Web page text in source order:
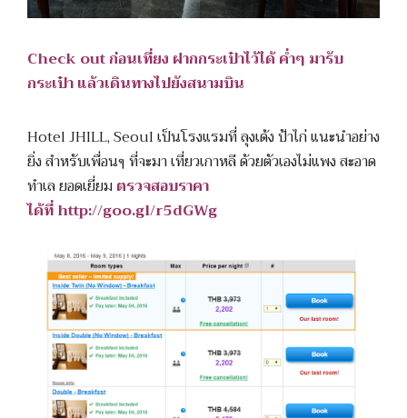
Check out ก่อนเที่ยง ฝากกระเป๋าไว้ได้ ค่ำๆ มารับ
กระเป๋า แล้วเดินทางไปยังสนามบิน
Hotel JHILL, Seoul เป็นโรงแรมที่ ลุงเด้ง ป้าไก่ แนะนำอย่าง
ยิ่ง สำหรับเพื่อนๆ ที่จะมา เที่ยวเกาหลี ด้วยตัวเองไม่แพง สะอาด
ทำเล ยอดเยี่ยมตรวจสอบราคา
ได้ที่http://goo.gl/r5dGWg